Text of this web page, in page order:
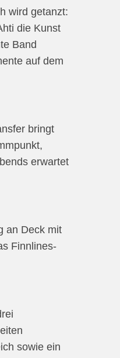
wird getanzt:
die Kunst
Band
auf dem
bringt
erwartet
an Deck mit
Finnlines-
sowie ein